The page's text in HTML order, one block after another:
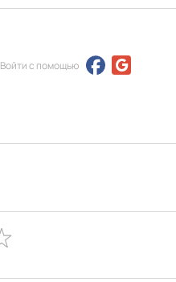
Войти с помощью